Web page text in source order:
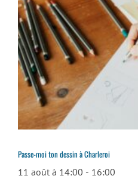
Passe-moi ton dessin à Charleroi
11 août à 14:00 - 16:00